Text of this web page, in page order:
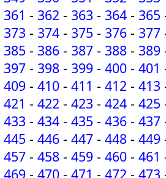
361 - 362 - 363 - 364 - 365
373 - 374 - 375 - 376 - 377
385 - 386 - 387 - 388 - 389
397 - 398 - 399 - 400 - 401
409 - 410 - 411 - 412 - 413
421 - 422 - 423 - 424 - 425
433 - 434 - 435 - 436 - 437
445 - 446 - 447 - 448 - 449
457 - 458 - 459 - 460 - 461
469 - 470 - 471 - 472 - 473